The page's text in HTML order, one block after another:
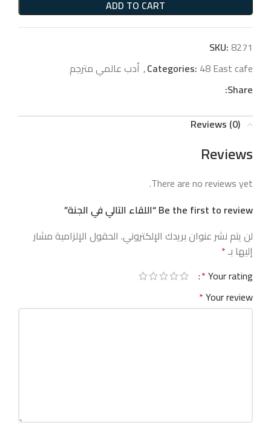
ADD TO CART
SKU:8271
Categories: 48 East cafe
, أدب عالمي مترجم
Share:
Reviews (0)
Reviews
There are no reviews yet.
Be the first to review “اللقاء التالي في الجنة”
لن يتم نشر عنوان بريدك الإلكتروني. الحقول الإلزامية مشار
إليها بـ*
Your rating
*
Your review
*